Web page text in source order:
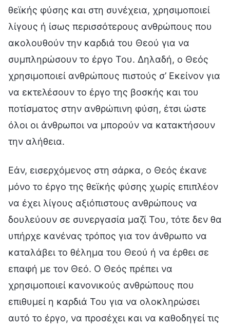
θεϊκής φύσης και στη συνέχεια, χρησιμοποιεί
λίγους ή ίσως περισσότερους ανθρώπους που
ακολουθούν την καρδιά του Θεού για να
συμπληρώσουν το έργο Του. Δηλαδή, ο Θεός
χρησιμοποιεί ανθρώπους πιστούς σ’ Εκείνον για
να εκτελέσουν το έργο της βοσκής και του
ποτίσματος στην ανθρώπινη φύση, έτσι ώστε
όλοι οι άνθρωποι να μπορούν να κατακτήσουν
την αλήθεια.
Εάν, εισερχόμενος στη σάρκα, ο Θεός έκανε
μόνο το έργο της θεϊκής φύσης χωρίς επιπλέον
να έχει λίγους αξιόπιστους ανθρώπους να
δουλεύουν σε συνεργασία μαζί Του, τότε δεν θα
υπήρχε κανένας τρόπος για τον άνθρωπο να
καταλάβει το θέλημα του Θεού ή να έρθει σε
επαφή με τον Θεό. Ο Θεός πρέπει να
χρησιμοποιεί κανονικούς ανθρώπους που
επιθυμεί η καρδιά Του για να ολοκληρώσει
αυτό το έργο, να προσέχει και να καθοδηγεί τις